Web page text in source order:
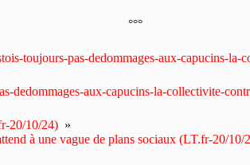
°°°
toujours-pas-dedommages-aux-capucins-
dedommages-aux-capucins-la-collectivite-
20/10/24) »
à une vague de plans sociaux (LT.fr-20/10/